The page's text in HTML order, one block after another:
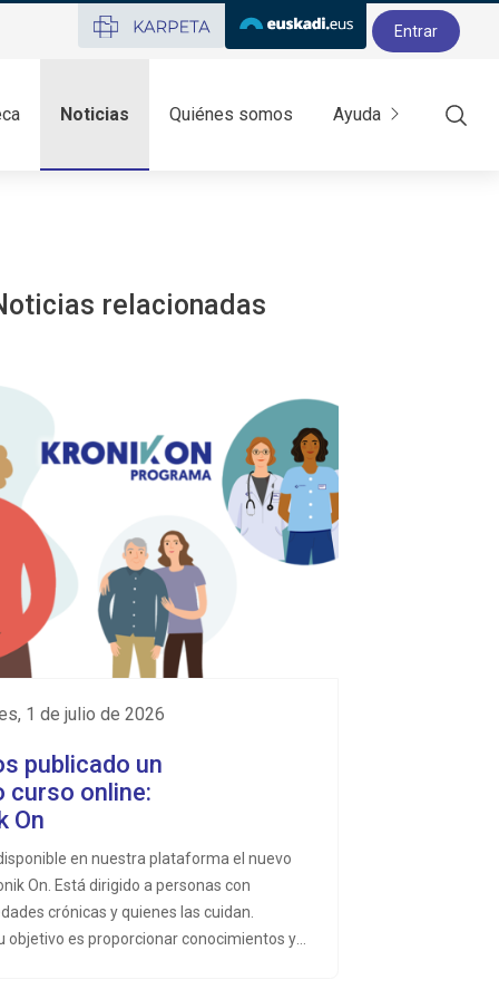
Entrar
Noticias Quiénes somos Ayuda
relacionadas
1 de julio de 2026
publicado un
curso online:
On
en nuestra plataforma el nuevo
On. Está dirigido a personas con
crónicas y quienes las cuidan.
objetivo es proporcionar conocimientos y